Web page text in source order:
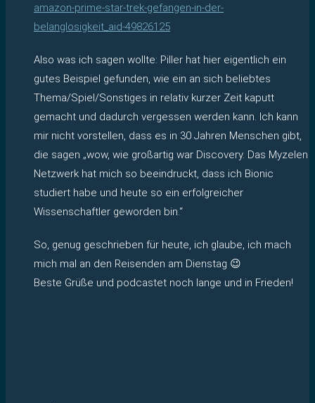
amazon-prime-star-trek-gefangen-in-der-
belanglosigkeit_aid-49826125
Also was ich sagen wollte: Piller hat hier eigentlich ein
gutes Beispiel gefunden, wie ein an sich beliebtes
Thema/Spiel/Sonstiges in relativ kurzer Zeit kaputt
gemacht und dadurch vergessen werden kann. Ich kann
mir nicht vorstellen, dass es in 30 Jahren Menschen gibt,
die sagen „wow, wie großartig war Discovery. Das Myzelen
Netzwerk hat mich so beeindruckt, dass ich Bionic
studiert habe und heute so ein erfolgreicher
Wissenschaftler geworden bin.“
So, genug geschrieben für heute, ich glaube, ich mach
mich mal an den Reisenden am Dienstag 😉
Beste Grüße und podcastet noch lange und in Frieden!